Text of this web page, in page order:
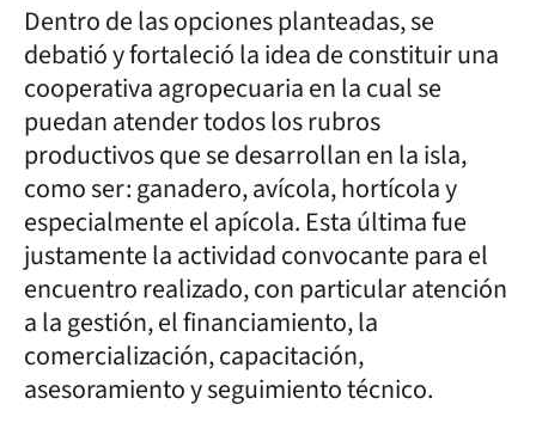
Dentro de las opciones planteadas, se
debatió y fortaleció la idea de constituir una
cooperativa agropecuaria en la cual se
puedan atender todos los rubros
productivos que se desarrollan en la isla,
como ser: ganadero, avícola, hortícola y
especialmente el apícola. Esta última fue
justamente la actividad convocante para el
encuentro realizado, con particular atención
a la gestión, el financiamiento, la
comercialización, capacitación,
asesoramiento y seguimiento técnico.